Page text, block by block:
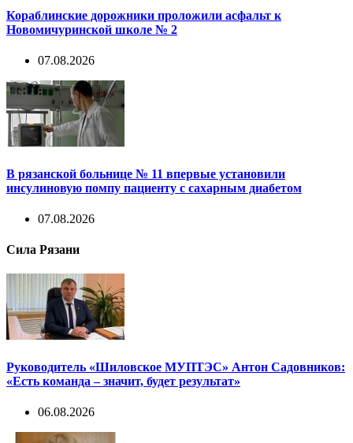
Кораблинские дорожники проложили асфальт к
Новомичуринской школе № 2
07.08.2026
В рязанской больнице № 11 впервые установили
инсулиновую помпу пациенту с сахарным диабетом
07.08.2026
Сила Рязани
Руководитель «Шиловское МУПТЭС» Антон Садовников:
«Есть команда – значит, будет результат»
06.08.2026